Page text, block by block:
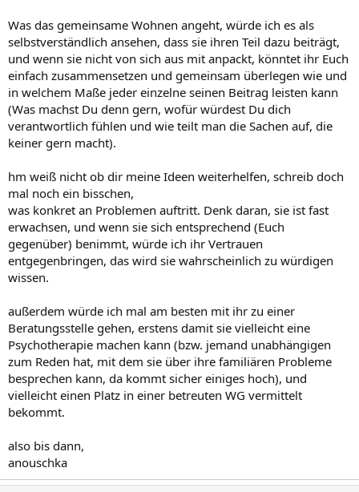
Was das gemeinsame Wohnen angeht, würde ich es als
selbstverständlich ansehen, dass sie ihren Teil dazu beiträgt,
und wenn sie nicht von sich aus mit anpackt, könntet ihr Euch
einfach zusammensetzen und gemeinsam überlegen wie und
in welchem Maße jeder einzelne seinen Beitrag leisten kann
(Was machst Du denn gern, wofür würdest Du dich
verantwortlich fühlen und wie teilt man die Sachen auf, die
keiner gern macht).
hm weiß nicht ob dir meine Ideen weiterhelfen, schreib doch
mal noch ein bisschen,
was konkret an Problemen auftritt. Denk daran, sie ist fast
erwachsen, und wenn sie sich entsprechend (Euch
gegenüber) benimmt, würde ich ihr Vertrauen
entgegenbringen, das wird sie wahrscheinlich zu würdigen
wissen.
außerdem würde ich mal am besten mit ihr zu einer
Beratungsstelle gehen, erstens damit sie vielleicht eine
Psychotherapie machen kann (bzw. jemand unabhängigen
zum Reden hat, mit dem sie über ihre familiären Probleme
besprechen kann, da kommt sicher einiges hoch), und
vielleicht einen Platz in einer betreuten WG vermittelt
bekommt.
also bis dann,
anouschka